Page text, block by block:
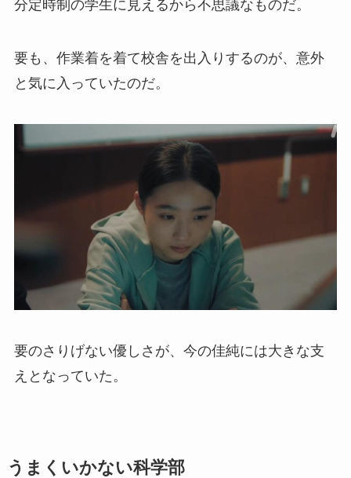
分定時制の学生に見えるから不思議なものだ。
要も、作業着を着て校舎を出入りするのが、意外
と気に入っていたのだ。
要のさりげない優しさが、今の佳純には大きな支
えとなっていた。
うまくいかない科学部